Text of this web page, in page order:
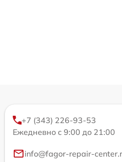
+7 (343) 226-93-53
Ежедневно с 9:00 до 21:00
info@fagor-repair-